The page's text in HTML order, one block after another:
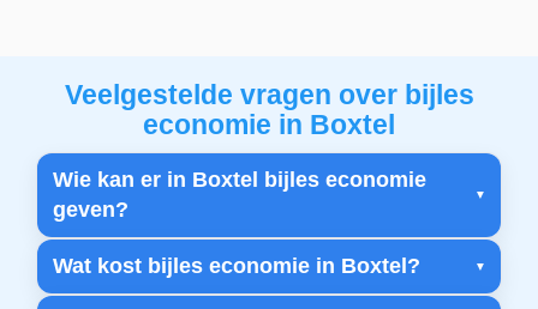
Veelgestelde vragen over bijles
economie in Boxtel
Wie kan er in Boxtel bijles economie
geven?
Wat kost bijles economie in Boxtel?